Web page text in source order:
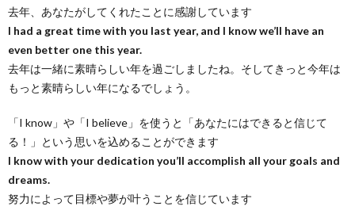
去年、あなたがしてくれたことに感謝しています
I had a great time with you last year, and I know we’ll have an
even better one this year.
去年は一緒に素晴らしい年を過ごしましたね。そしてきっと今年は
もっと素晴らしい年になるでしょう。
「I know」や「I believe」を使うと「あなたにはできると信じて
る！」という思いを込めることができます
I know with your dedication you’ll accomplish all your goals and
dreams.
努力によって目標や夢が叶うことを信じています